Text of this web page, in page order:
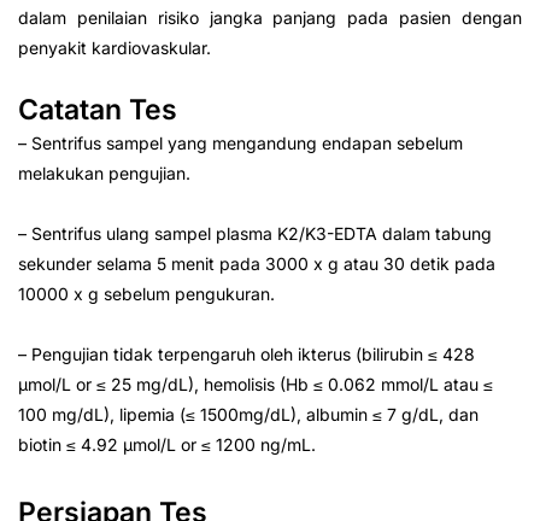
dalam penilaian risiko jangka panjang pada pasien dengan
penyakit kardiovaskular.
Catatan Tes
– Sentrifus sampel yang mengandung endapan sebelum
melakukan pengujian.
– Sentrifus ulang sampel plasma K2/K3-EDTA dalam tabung
sekunder selama 5 menit pada 3000 x g atau 30 detik pada
10000 x g sebelum pengukuran.
– Pengujian tidak terpengaruh oleh ikterus (bilirubin ≤ 428
µmol/L or ≤ 25 mg/dL), hemolisis (Hb ≤ 0.062 mmol/L atau ≤
100 mg/dL), lipemia (≤ 1500mg/dL), albumin ≤ 7 g/dL, dan
biotin ≤ 4.92 µmol/L or ≤ 1200 ng/mL.
Persiapan Tes